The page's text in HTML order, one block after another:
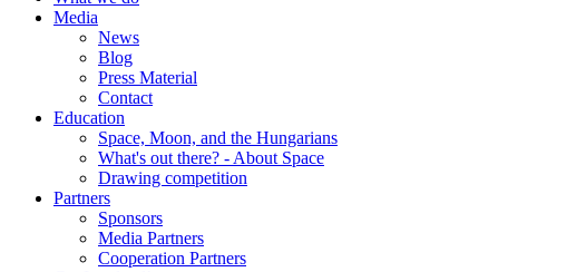
Media
News
Blog
Press Material
Contact
Education
Space, Moon, and the Hungarians
What's out there? - About Space
Drawing competition
Partners
Sponsors
Media Partners
Cooperation Partners